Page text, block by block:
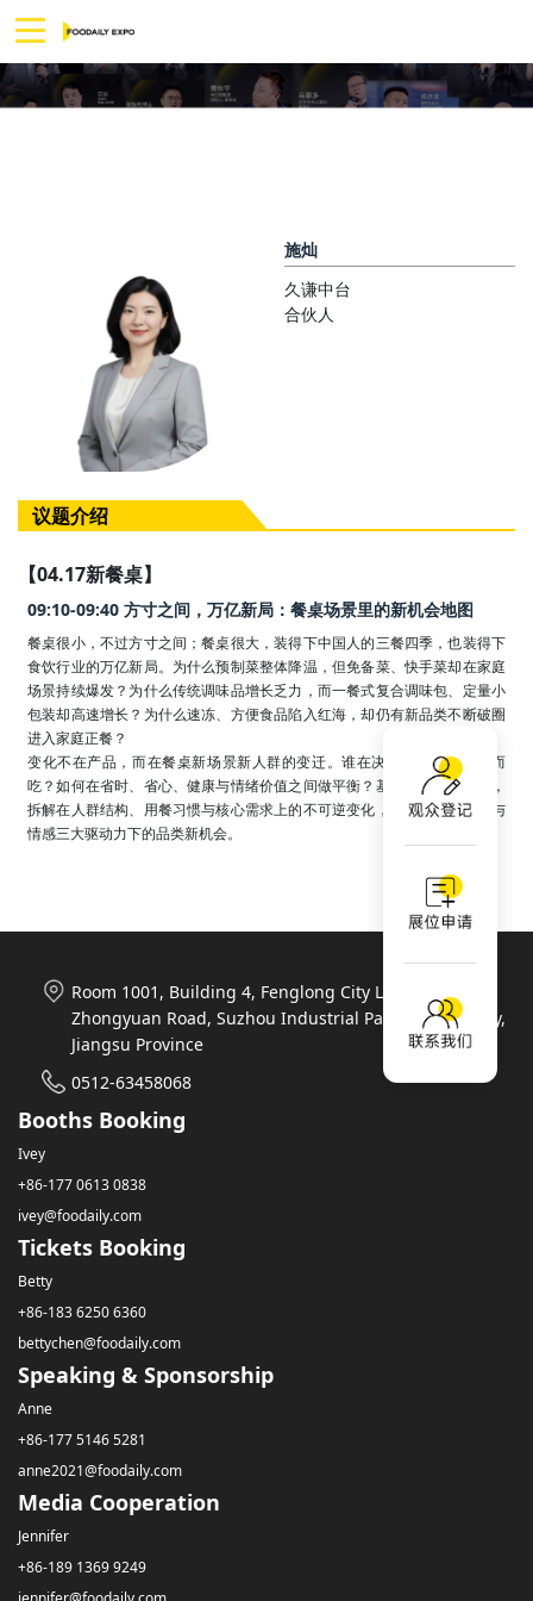
施灿
久谦中台
合伙人
议题介绍
【04.17新餐桌】
09:10-09:40 方寸之间，万亿新局：餐桌场景里的新机会地图
餐桌很小，不过方寸之间；餐桌很大，装得下中国人的三餐四季，也装得下
食饮行业的万亿新局。为什么预制菜整体降温，但免备菜、快手菜却在家庭
场景持续爆发？为什么传统调味品增长乏力，而一餐式复合调味包、定量小
包装却高速增长？为什么速冻、方便食品陷入红海，却仍有新品类不断破圈
进入家庭正餐？
变化不在产品，而在餐桌新场景新人群的变迁。谁在决定吃什么？为谁而
吃？如何在省时、省心、健康与情绪价值之间做平衡？基于万千消费数据，
拆解在人群结构、用餐习惯与核心需求上的不可逆变化，洞察效率、健康与
情感三大驱动力下的品类新机会。
Room 1001, Building 4, Fenglong City Life Plaza, 788
Zhongyuan Road, Suzhou Industrial Park, Suzhou City,
Jiangsu Province
0512-63458068
Booths Booking
Ivey
+86-177 0613 0838
ivey@foodaily.com
Tickets Booking
Betty
+86-183 6250 6360
bettychen@foodaily.com
Speaking & Sponsorship
Anne
+86-177 5146 5281
anne2021@foodaily.com
Media Cooperation
Jennifer
+86-189 1369 9249